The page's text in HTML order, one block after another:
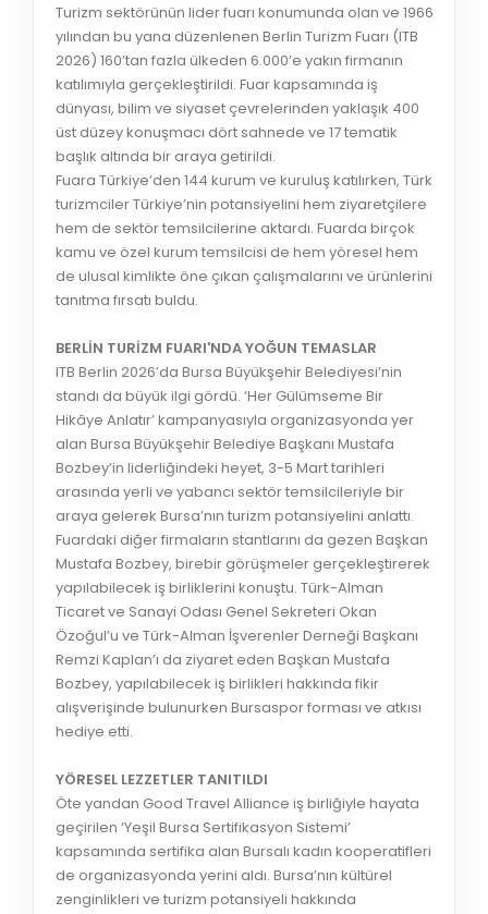
Turizm sektörünün lider fuarı konumunda olan ve 1966
yılından bu yana düzenlenen Berlin Turizm Fuarı (ITB
2026) 160’tan fazla ülkeden 6.000’e yakın firmanın
katılımıyla gerçekleştirildi. Fuar kapsamında iş
dünyası, bilim ve siyaset çevrelerinden yaklaşık 400
üst düzey konuşmacı dört sahnede ve 17 tematik
başlık altında bir araya getirildi.
Fuara Türkiye’den 144 kurum ve kuruluş katılırken, Türk
turizmciler Türkiye’nin potansiyelini hem ziyaretçilere
hem de sektör temsilcilerine aktardı. Fuarda birçok
kamu ve özel kurum temsilcisi de hem yöresel hem
de ulusal kimlikte öne çıkan çalışmalarını ve ürünlerini
tanıtma fırsatı buldu.
BERLİN TURİZM FUARI'NDA YOĞUN TEMASLAR
ITB Berlin 2026’da Bursa Büyükşehir Belediyesi’nin
standı da büyük ilgi gördü. ‘Her Gülümseme Bir
Hikâye Anlatır’ kampanyasıyla organizasyonda yer
alan Bursa Büyükşehir Belediye Başkanı Mustafa
Bozbey’in liderliğindeki heyet, 3-5 Mart tarihleri
arasında yerli ve yabancı sektör temsilcileriyle bir
araya gelerek Bursa’nın turizm potansiyelini anlattı.
Fuardaki diğer firmaların stantlarını da gezen Başkan
Mustafa Bozbey, birebir görüşmeler gerçekleştirerek
yapılabilecek iş birliklerini konuştu. Türk-Alman
Ticaret ve Sanayi Odası Genel Sekreteri Okan
Özoğul’u ve Türk-Alman İşverenler Derneği Başkanı
Remzi Kaplan’ı da ziyaret eden Başkan Mustafa
Bozbey, yapılabilecek iş birlikleri hakkında fikir
alışverişinde bulunurken Bursaspor forması ve atkısı
hediye etti.
YÖRESEL LEZZETLER TANITILDI
Öte yandan Good Travel Alliance iş birliğiyle hayata
geçirilen ‘Yeşil Bursa Sertifikasyon Sistemi’
kapsamında sertifika alan Bursalı kadın kooperatifleri
de organizasyonda yerini aldı. Bursa’nın kültürel
zenginlikleri ve turizm potansiyeli hakkında